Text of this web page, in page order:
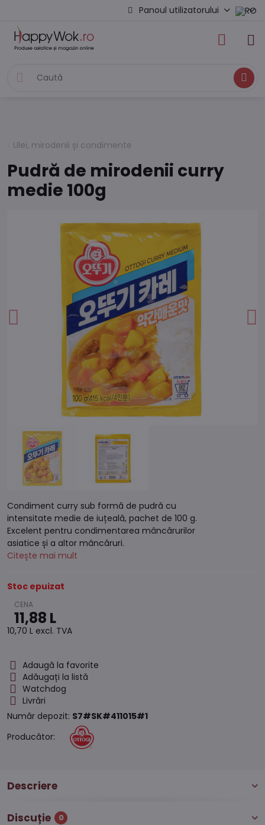
Panoul utilizatorului
Caută
Ulei, mirodenii și condimente
Pudră de mirodenii curry
medie 100g
Condiment curry sub formă de pudră cu
intensitate medie de iuțeală, pachet de 100 g.
Excelent pentru condimentarea mâncărurilor
asiatice și a altor mâncăruri.
Citește mai mult
Stoc epuizat
11,88 L
10,70 L excl. TVA
Adaugă la favorite
Adăugați la listă
Watchdog
Livrări
Număr depozit: S7#SK#411015#1
Producător:
Descriere
Discuție 0